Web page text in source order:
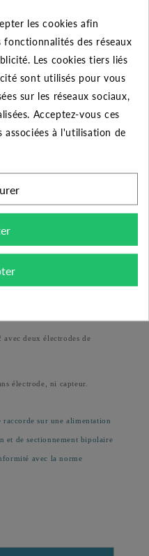
contacteur ;
jusqu’à 12 A.
jusqu’à 18 A.
deux électrodes de
électrode, ni capteur.
raccorde sur une alimentation
et de sectionnement bipolaire
avec la norme
les cookies afin
des réseaux
Les cookies tiers liés
sont utilisés pour vous
sur les réseaux sociaux,
Acceptez-vous ces
à l'utilisation de